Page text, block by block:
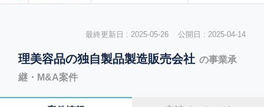
最終更新日 : 2025-05-26 公開日 : 2025-04-14
理美容品の独自製品製造販売会社 の事業承
継・M&A案件